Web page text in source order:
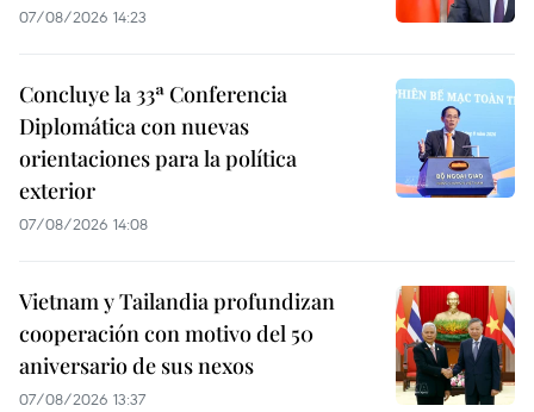
07/08/2026 14:23
Concluye la 33ª Conferencia
Diplomática con nuevas
orientaciones para la política
exterior
07/08/2026 14:08
Vietnam y Tailandia profundizan
cooperación con motivo del 50
aniversario de sus nexos
07/08/2026 13:37